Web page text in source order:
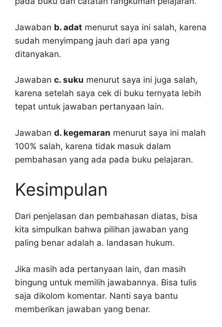
Jawaban b. adat menurut saya ini salah, karena
sudah menyimpang jauh dari apa yang
ditanyakan.
Jawaban c. suku menurut saya ini juga salah,
karena setelah saya cek di buku ternyata lebih
tepat untuk jawaban pertanyaan lain.
Jawaban d. kegemaran menurut saya ini malah
100% salah, karena tidak masuk dalam
pembahasan yang ada pada buku pelajaran.
Kesimpulan
Dari penjelasan dan pembahasan diatas, bisa
kita simpulkan bahwa pilihan jawaban yang
paling benar adalah a. landasan hukum.
Jika masih ada pertanyaan lain, dan masih
bingung untuk memilih jawabannya. Bisa tulis
saja dikolom komentar. Nanti saya bantu
memberikan jawaban yang benar.